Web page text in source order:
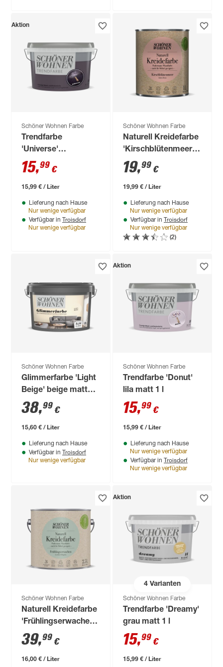
Aktion
Schöner Wohnen Farbe
Trendfarbe
'Universe'
schwarzviolett matt
1 l
15,99 €
15,99 € / Liter
Lieferung nach Hause
Nur wenige verfügbar
Verfügbar in Troisdorf
Nur wenige verfügbar
Schöner Wohnen Farbe
Naturell Kreidefarbe
'Kirschblütenmeer'
rosa matt 1 l
19,99 €
19,99 € / Liter
Lieferung nach Hause
Nur wenige verfügbar
Verfügbar in Troisdorf
Nur wenige verfügbar
(2)
Schöner Wohnen Farbe
Glimmerfarbe 'Light
Beige' beige matt
2,5 l
38,99 €
15,60 € / Liter
Lieferung nach Hause
Verfügbar in Troisdorf
Nur wenige verfügbar
Aktion
Schöner Wohnen Farbe
Trendfarbe 'Donut'
lila matt 1 l
15,99 €
15,99 € / Liter
Lieferung nach Hause
Nur wenige verfügbar
Verfügbar in Troisdorf
Nur wenige verfügbar
Schöner Wohnen Farbe
Naturell Kreidefarbe
'Frühlingserwachen'
olivgrün matt 2,5 l
39,99 €
16,00 € / Liter
4Varianten
Aktion
Schöner Wohnen Farbe
Trendfarbe 'Dreamy'
grau matt 1 l
15,99 €
15,99 € / Liter